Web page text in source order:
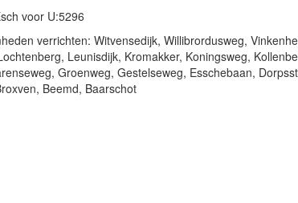
voor U:5296
verrichten: Witvensedijk, Willibrordusweg,
Leunisdijk, Kromakker, Koningsweg,
Groenweg, Gestelseweg, Esschebaan,
Beemd, Baarschot